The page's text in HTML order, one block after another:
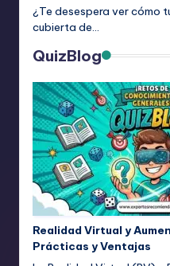
¿Te desespera ver cómo
cubierta de…
QuizBlog
Realidad Virtual y
Prácticas y Ventajas